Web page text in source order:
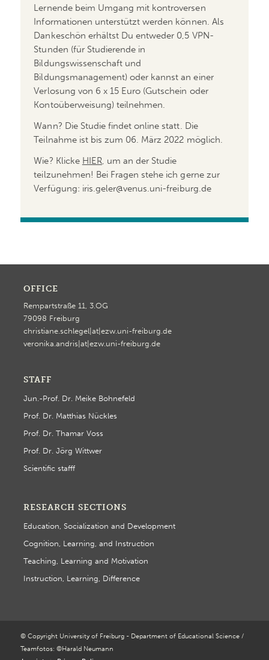
Lernende beim Umgang mit kontroversen
Informationen unterstützt werden können. Als
Dankeschön erhältst Du entweder 0,5 VPN-
Stunden (für Studierende in
Bildungswissenschaft und
Bildungsmanagement) oder kannst an einer
Verlosung von 6 x 15 Euro (Gutschein oder
Kontoüberweisung) teilnehmen.
Wann? Die Studie findet online statt. Die
Teilnahme ist bis zum 06. März 2022 möglich.
Wie? Klicke HIER, um an der Studie
teilzunehmen! Bei Fragen stehe ich gerne zur
Verfügung: iris.geler@venus.uni-freiburg.de
OFFICE
Rempartstraße 11, 3.OG
79098 Freiburg
christiane.schlegel|at|ezw.uni-freiburg.de
veronika.andris|at|ezw.uni-freiburg.de
STAFF
Jun.-Prof. Dr. Meike Bohnefeld
Prof. Dr. Matthias Nückles
Prof. Dr. Thamar Voss
Prof. Dr. Jörg Wittwer
Scientific stafff
RESEARCH SECTIONS
Education, Socialization and Development
Cognition, Learning, and Instruction
Teaching, Learning and Motivation
Instruction, Learning, Difference
© Copyright University of Freiburg - Department of Educational Science /
Teamfotos: ©Harald Neumann